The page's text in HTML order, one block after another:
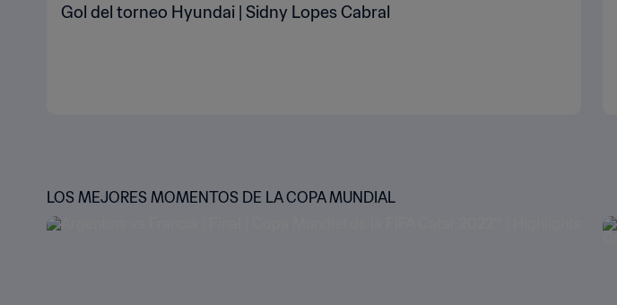
Gol del torneo Hyundai | Sidny Lopes Cabral
LOS MEJORES MOMENTOS DE LA COPA MUNDIAL